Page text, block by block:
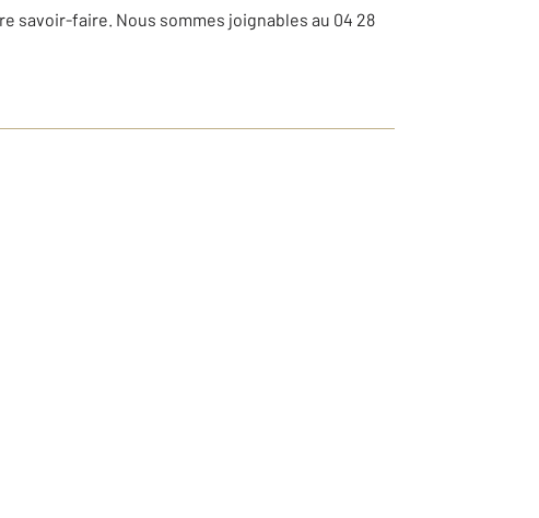
savoir-faire. Nous sommes joignables au 04 28